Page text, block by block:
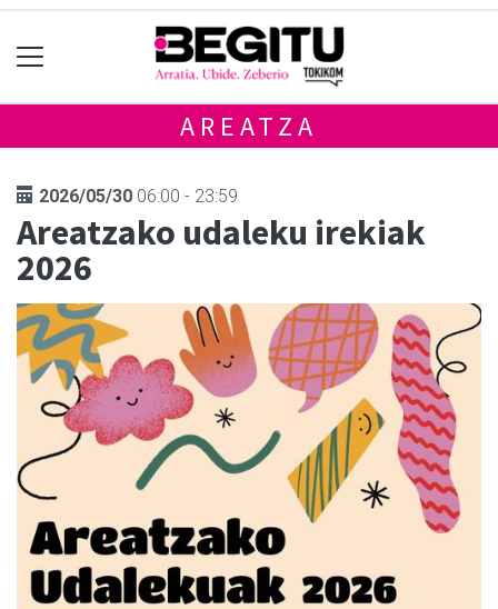
AREATZA
2026/05/30 06:00 - 23:59
Areatzako udaleku irekiak
2026